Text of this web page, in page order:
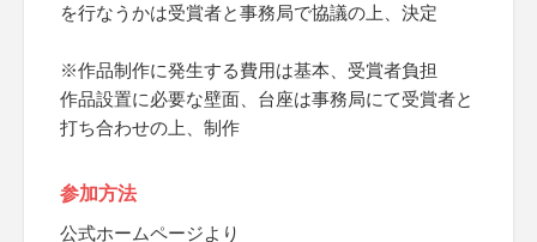
を行なうかは受賞者と事務局で協議の上、決定
※作品制作に発生する費用は基本、受賞者負担
作品設置に必要な壁面、台座は事務局にて受賞者と
打ち合わせの上、制作
参加方法
公式ホームページより